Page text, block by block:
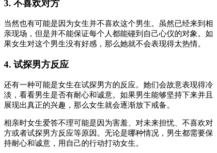
3. 不喜欢对方
当然也有可能是因为女生并不喜欢这个男生。虽然已经来到相
亲现场，但是并不能保证每个人都能碰到自己心仪的对象。如
果女生对这个男生没有好感，那么她就不会表现得太热情。
4. 试探男方反应
还有一种可能是女生在试探男方的反应。她们会故意表现得冷
淡，看看男生是否有耐心和诚意。如果男生能够坚持下来并且
展现出真正的兴趣，那么女生就会逐渐放下戒备。
相亲时女生爱答不理可能是因为害羞、对未来担忧、不喜欢对
方或者试探男方反应等原因。无论是哪种情况，男生都需要保
持耐心和诚意，用自己的行动打动女生。